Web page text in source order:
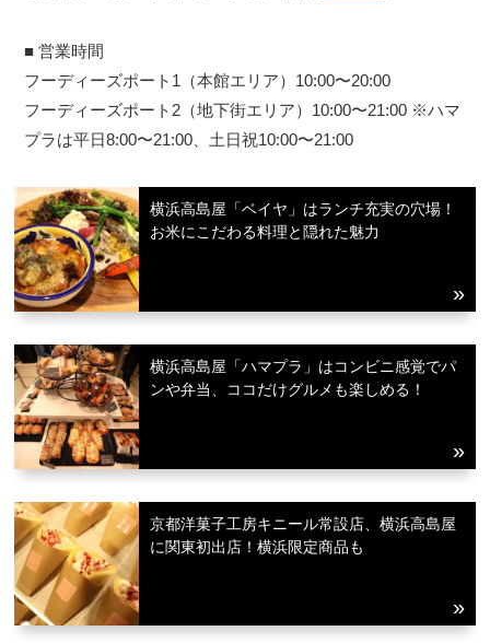
■ 営業時間
フーディーズポート1（本館エリア）10:00〜20:00
フーディーズポート2（地下街エリア）10:00〜21:00 ※ハマ
プラは平日8:00〜21:00、土日祝10:00〜21:00
横浜高島屋「ベイヤ」はランチ充実の穴場！
お米にこだわる料理と隠れた魅力
横浜高島屋「ハマプラ」はコンビニ感覚でパ
ンや弁当、ココだけグルメも楽しめる！
京都洋菓子工房キニール常設店、横浜高島屋
に関東初出店！横浜限定商品も